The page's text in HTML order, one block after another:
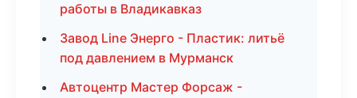
работы в Владикавказ
Завод Line Энерго - Пластик: литьё
под давлением в Мурманск
Автоцентр Мастер Форсаж -